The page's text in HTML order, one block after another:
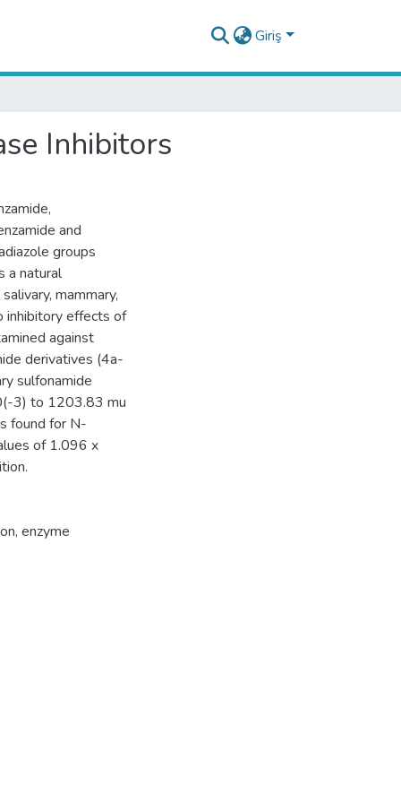
Giriş
Inhibitors
and
groups
a natural
mammary,
inhibitory effects of
against
derivatives (4a-
sulfonamide
3) to 1203.83 mu
found for N-
of 1.096 x
, enzyme